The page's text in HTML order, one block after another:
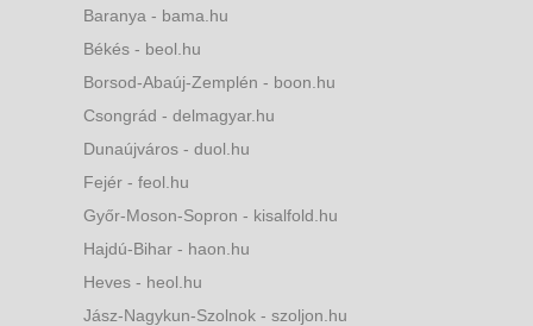
Baranya - bama.hu
Békés - beol.hu
Borsod-Abaúj-Zemplén - boon.hu
Csongrád - delmagyar.hu
Dunaújváros - duol.hu
Fejér - feol.hu
Győr-Moson-Sopron - kisalfold.hu
Hajdú-Bihar - haon.hu
Heves - heol.hu
Jász-Nagykun-Szolnok - szoljon.hu